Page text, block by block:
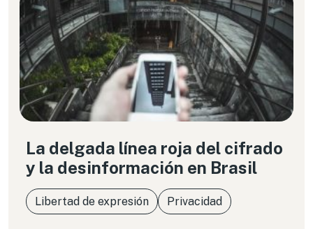
La delgada línea roja del cifrado
y la desinformación en Brasil
Libertad de expresión Privacidad